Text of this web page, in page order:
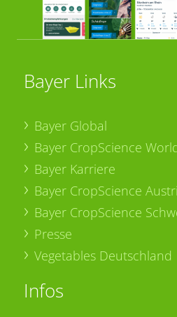
Bayer Links
Bayer Global
Bayer CropScience
Bayer Karriere
Bayer CropScience
Bayer CropScience
Presse
Vegetables Deutschland
Infos